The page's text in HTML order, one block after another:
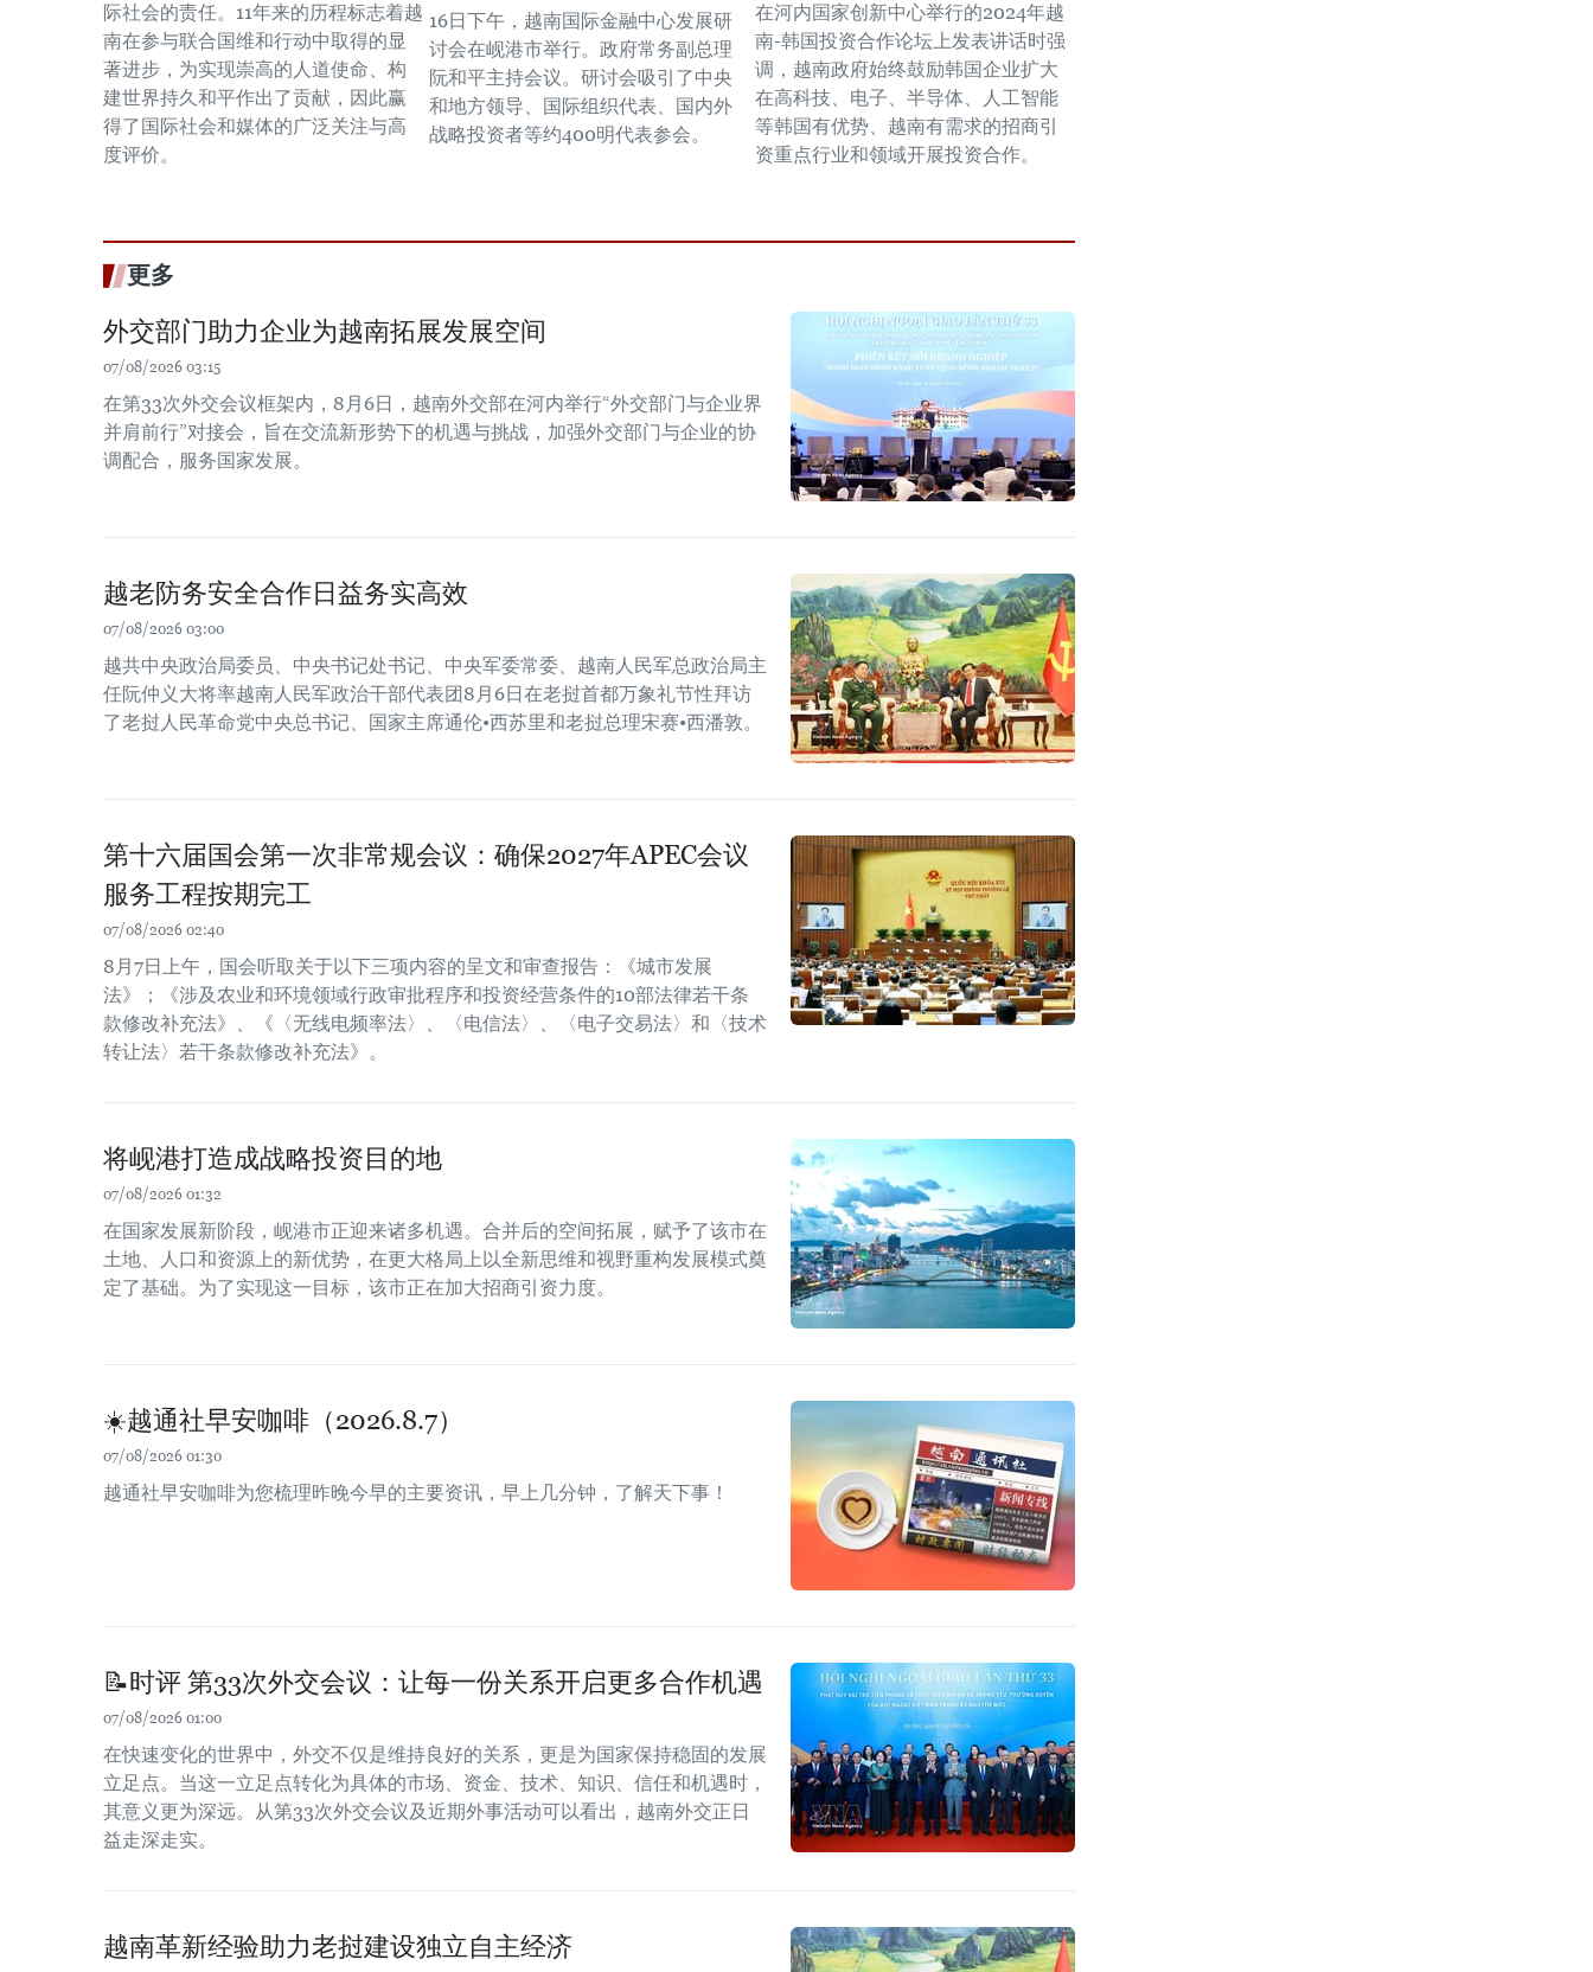
际社会的责任。11年来的历程标志着越
南在参与联合国维和行动中取得的显
著进步，为实现崇高的人道使命、构
建世界持久和平作出了贡献，因此赢
得了国际社会和媒体的广泛关注与高
度评价。
16日下午，越南国际金融中心发展研
讨会在岘港市举行。政府常务副总理
阮和平主持会议。研讨会吸引了中央
和地方领导、国际组织代表、国内外
战略投资者等约400明代表参会。
在河内国家创新中心举行的2024年越
南-韩国投资合作论坛上发表讲话时强
调，越南政府始终鼓励韩国企业扩大
在高科技、电子、半导体、人工智能
等韩国有优势、越南有需求的招商引
资重点行业和领域开展投资合作。
更多
外交部门助力企业为越南拓展发展空间
07/08/2026 03:15
在第33次外交会议框架内，8月6日，越南外交部在河内举行“外交部门与企业界
并肩前行”对接会，旨在交流新形势下的机遇与挑战，加强外交部门与企业的协
调配合，服务国家发展。
越老防务安全合作日益务实高效
07/08/2026 03:00
越共中央政治局委员、中央书记处书记、中央军委常委、越南人民军总政治局主
任阮仲义大将率越南人民军政治干部代表团8月6日在老挝首都万象礼节性拜访
了老挝人民革命党中央总书记、国家主席通伦•西苏里和老挝总理宋赛•西潘敦。
第十六届国会第一次非常规会议：确保2027年APEC会议
服务工程按期完工
07/08/2026 02:40
8月7日上午，国会听取关于以下三项内容的呈文和审查报告：《城市发展
法》；《涉及农业和环境领域行政审批程序和投资经营条件的10部法律若干条
款修改补充法》、《〈无线电频率法〉、〈电信法〉、〈电子交易法〉和〈技术
转让法〉若干条款修改补充法》。
将岘港打造成战略投资目的地
07/08/2026 01:32
在国家发展新阶段，岘港市正迎来诸多机遇。合并后的空间拓展，赋予了该市在
土地、人口和资源上的新优势，在更大格局上以全新思维和视野重构发展模式奠
定了基础。为了实现这一目标，该市正在加大招商引资力度。
☀️越通社早安咖啡（2026.8.7）
07/08/2026 01:30
越通社早安咖啡为您梳理昨晚今早的主要资讯，早上几分钟，了解天下事！
📝时评 第33次外交会议：让每一份关系开启更多合作机遇
07/08/2026 01:00
在快速变化的世界中，外交不仅是维持良好的关系，更是为国家保持稳固的发展
立足点。当这一立足点转化为具体的市场、资金、技术、知识、信任和机遇时，
其意义更为深远。从第33次外交会议及近期外事活动可以看出，越南外交正日
益走深走实。
越南革新经验助力老挝建设独立自主经济